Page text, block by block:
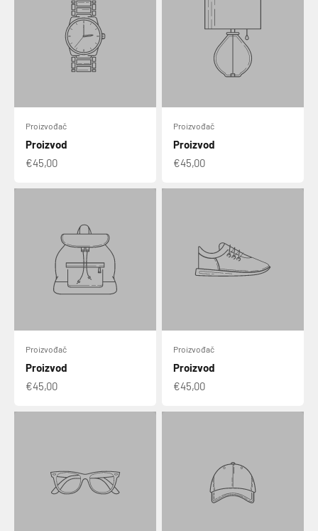
Proizvođač
Proizvod
€45,00
Proizvođač
Proizvod
€45,00
Proizvođač
Proizvod
€45,00
Proizvođač
Proizvod
€45,00